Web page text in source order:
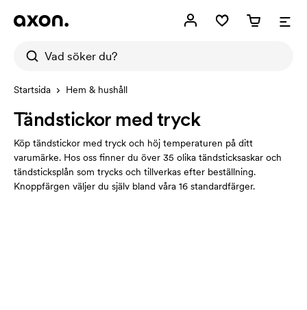
Startsida Hem & hushåll
Tändstickor med tryck
Köp tändstickor med tryck och höj temperaturen på ditt
varumärke. Hos oss finner du över 35 olika tändsticksaskar och
tändsticksplån som trycks och tillverkas efter beställning.
Knoppfärgen väljer du själv bland våra 16 standardfärger.